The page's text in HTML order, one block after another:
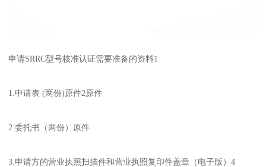
申请SRRC型号核准认证需要准备的资料1
1.申请表 (两份)原件2原件
2.委托书（两份）原件
3.申请方的营业执照扫描件和营业执照复印件盖章（电子版）4